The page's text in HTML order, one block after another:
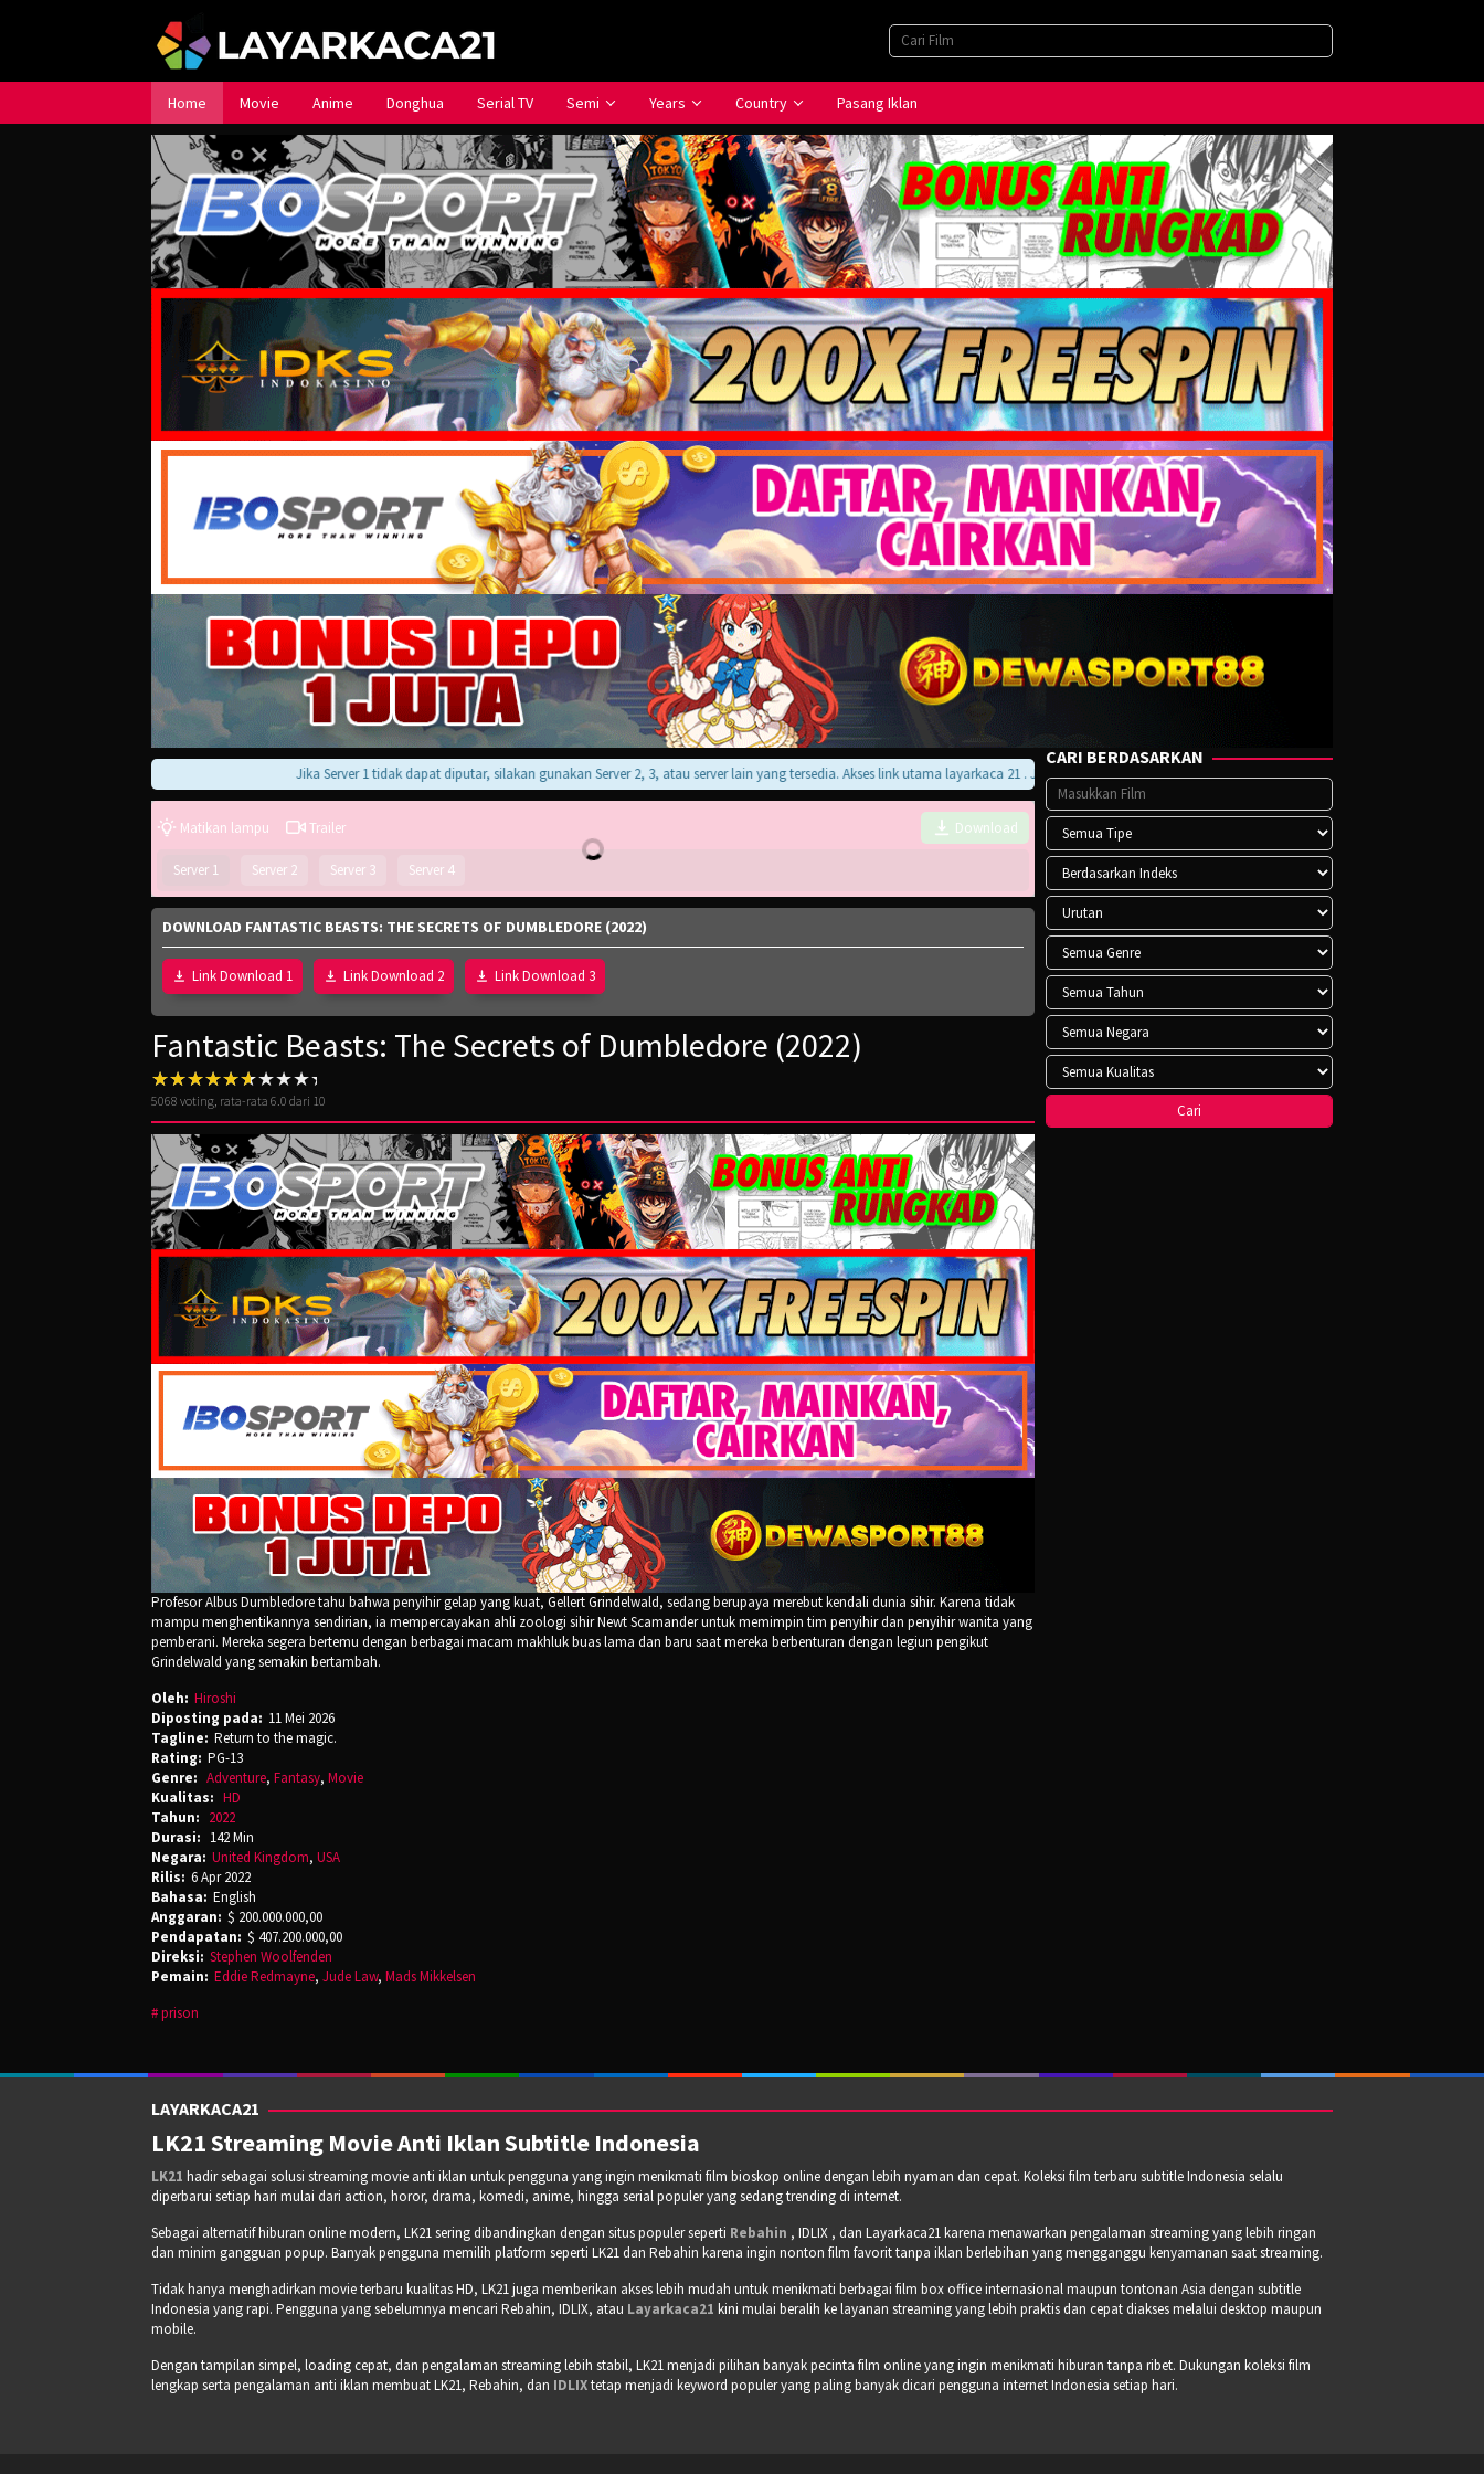
Home Movie Anime Donghua Serial TV Semi Years Country Pasang Iklan
Jika Server 1 tidak dapat diputar, silakan gunakan Server 2, 3, atau server lain yang tersedia. Akses link utama layarkaca 21 . Jika menemukan error pada player atau saat download, hubungi kami di Telegram.
Matikan lampu Trailer Download
Server 1 Server 2 Server 3 Server 4
DOWNLOAD FANTASTIC BEASTS: THE SECRETS OF DUMBLEDORE (2022)
Link Download 1 Link Download 2 Link Download 3
Fantastic Beasts: The Secrets of Dumbledore (2022)
5068 voting, rata-rata 6.0 dari 10
Profesor Albus Dumbledore tahu bahwa penyihir gelap yang kuat, Gellert Grindelwald, sedang berupaya merebut kendali dunia sihir. Karena tidak
mampu menghentikannya sendirian, ia mempercayakan ahli zoologi sihir Newt Scamander untuk memimpin tim penyihir dan penyihir wanita yang
pemberani. Mereka segera bertemu dengan berbagai macam makhluk buas lama dan baru saat mereka berbenturan dengan legiun pengikut
Grindelwald yang semakin bertambah.
Oleh: Hiroshi
Diposting pada: 11 Mei 2026
Tagline: Return to the magic.
Rating: PG-13
Genre: Adventure, Fantasy, Movie
Kualitas: HD
Tahun: 2022
Durasi: 142 Min
Negara: United Kingdom, USA
Rilis: 6 Apr 2022
Bahasa: English
Anggaran: $ 200.000.000,00
Pendapatan: $ 407.200.000,00
Direksi: Stephen Woolfenden
Pemain: Eddie Redmayne, Jude Law, Mads Mikkelsen
prison
CARI BERDASARKAN
LAYARKACA21
LK21 Streaming Movie Anti Iklan Subtitle Indonesia
LK21 hadir sebagai solusi streaming movie anti iklan untuk pengguna yang ingin menikmati film bioskop online dengan lebih nyaman dan cepat. Koleksi film terbaru subtitle Indonesia selalu
diperbarui setiap hari mulai dari action, horor, drama, komedi, anime, hingga serial populer yang sedang trending di internet.
Sebagai alternatif hiburan online modern, LK21 sering dibandingkan dengan situs populer seperti Rebahin , IDLIX , dan Layarkaca21 karena menawarkan pengalaman streaming yang lebih ringan
dan minim gangguan popup. Banyak pengguna memilih platform seperti LK21 dan Rebahin karena ingin nonton film favorit tanpa iklan berlebihan yang mengganggu kenyamanan saat streaming.
Tidak hanya menghadirkan movie terbaru kualitas HD, LK21 juga memberikan akses lebih mudah untuk menikmati berbagai film box office internasional maupun tontonan Asia dengan subtitle
Indonesia yang rapi. Pengguna yang sebelumnya mencari Rebahin, IDLIX, atau Layarkaca21 kini mulai beralih ke layanan streaming yang lebih praktis dan cepat diakses melalui desktop maupun
mobile.
Dengan tampilan simpel, loading cepat, dan pengalaman streaming lebih stabil, LK21 menjadi pilihan banyak pecinta film online yang ingin menikmati hiburan tanpa ribet. Dukungan koleksi film
lengkap serta pengalaman anti iklan membuat LK21, Rebahin, dan IDLIXtetap menjadi keyword populer yang paling banyak dicari pengguna internet Indonesia setiap hari.